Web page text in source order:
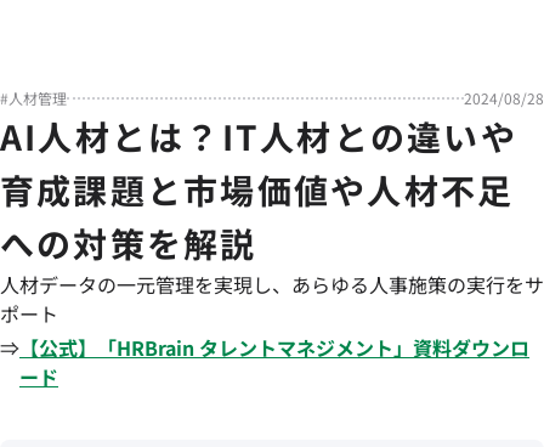
#人材管理 2024/08/28
AI人材とは？IT人材との違いや
育成課題と市場価値や人材不足
への対策を解説
人材データの一元管理を実現し、あらゆる人事施策の実行をサ
ポート
⇒ 【公式】「HRBrain タレントマネジメント」資料ダウンロ
ード